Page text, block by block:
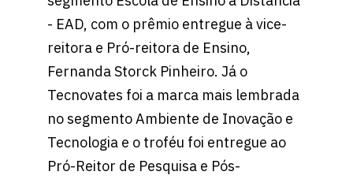
- EAD, com o prêmio entregue à vice-
reitora e Pró-reitora de Ensino,
Fernanda Storck Pinheiro. Já o
Tecnovates foi a marca mais lembrada
no segmento Ambiente de Inovação e
Tecnologia e o troféu foi entregue ao
Pró-Reitor de Pesquisa e Pós-